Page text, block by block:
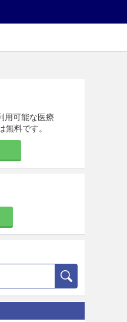
用可能な医療
無料です。